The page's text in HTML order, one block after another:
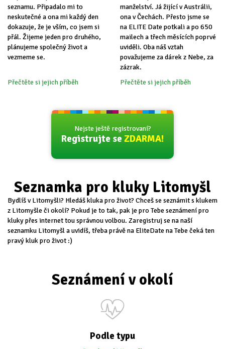
seznamu. Připadalo mi to
neskutečné a ona mi každý den
dokazuje, že je vším, co jsem si
přál. Žijeme jeden pro druhého,
plánujeme společný život a
vezmeme se.
Přečtěte si jejich příběh
manželství. Já žijící v Austrálii,
ona v Čechách. Přesto jsme se
na ELITE Date potkali a po 650
mailech a třech měsících poprvé
uviděli. Oba náš vztah
považujeme za dárek z Nebe, za
zázrak.
Přečtěte si jejich příběh
Nejste ještě registrovaní?
Registrujte se ZDARMA!
Seznamka pro kluky Litomyšl
Bydlíš v Litomyšli? Hledáš kluka pro život? Chceš se seznámit s klukem
z Litomyšle či okolí? Pokud je to tak, pak je pro Tebe seznámení pro
kluky přes internet tou správnou volbou. Zaregistruj se na naší
seznamku Litomyšl a uvidíš, třeba právě na EliteDate na Tebe čeká ten
pravý kluk pro život :)
Seznámení v okolí
Podle typu